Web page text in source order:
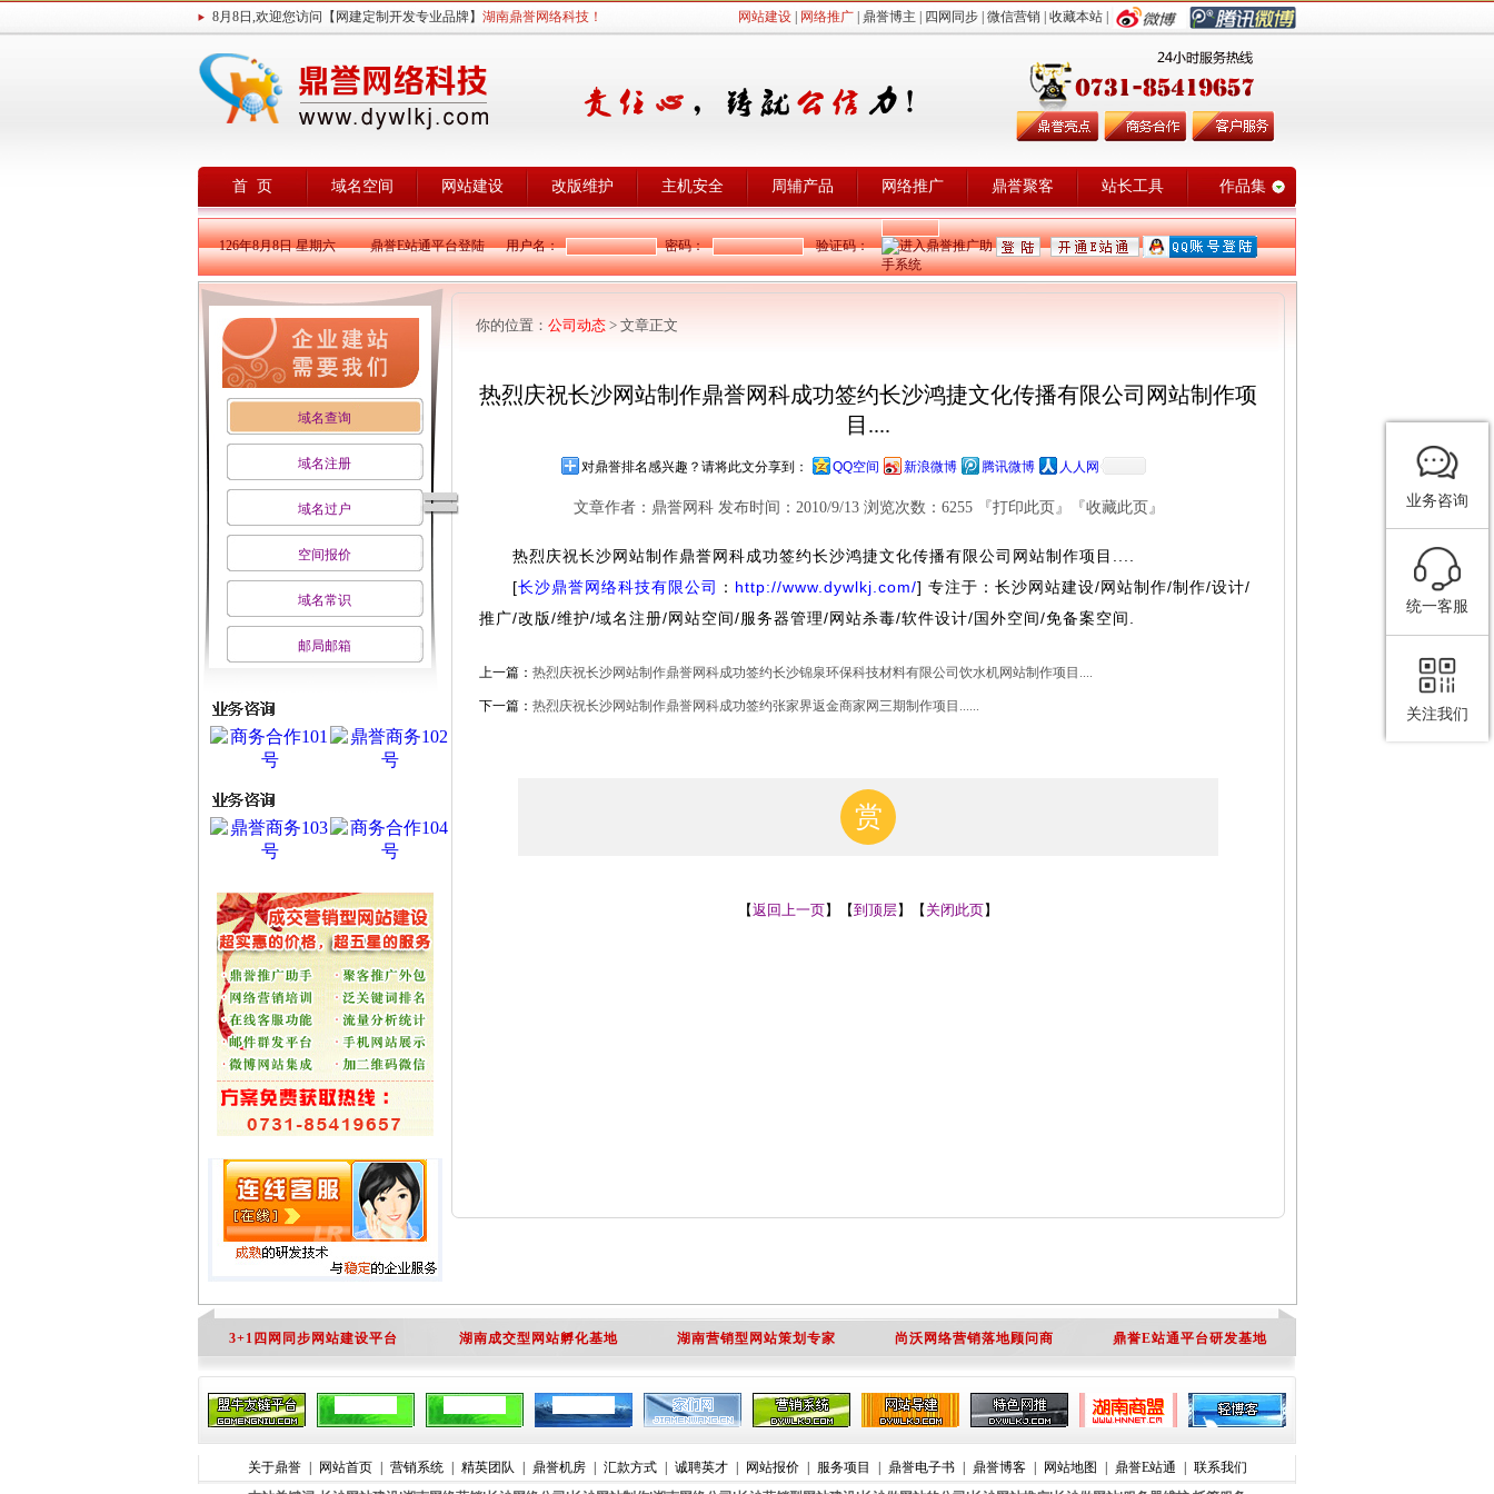
8月8日,欢迎您访问【网建定制开发专业品牌】 湖南鼎誉网络科技！ 网站建设 网络推广 鼎誉博主 四网同步 微信营销 收藏本站
首 页 域名空间 网站建设 改版维护 主机安全 周辅产品 网络推广 鼎誉聚客 站长工具 作品集
126年8月8日 星期六 鼎誉E站通平台登陆 用户名： 密码： 验证码：
域名查询
域名注册
域名过户
空间报价
域名常识
邮局邮箱
你的位置： 公司动态> 文章正文
热烈庆祝长沙网站制作鼎誉网科成功签约长沙鸿捷文化传播有限公司网站制作项
目....
对鼎誉排名感兴趣？请将此文分享到： QQ空间 新浪微博 腾讯微博 人人网
文章作者：鼎誉网科 发布时间：2010/9/13 浏览次数：6255 『打印此页 』『收藏此页 』
热烈庆祝长沙网站制作鼎誉网科成功签约长沙鸿捷文化传播有限公司网站制作项目....
[长沙鼎誉网络科技有限公司 ： http://www.dywlkj.com/] 专注于：长沙网站建设/网站制作/制作/设计/
推广/改版/维护/域名注册/网站空间/服务器管理/网站杀毒/软件设计/国外空间/免备案空间.
上一篇： 热烈庆祝长沙网站制作鼎誉网科成功签约长沙锦泉环保科技材料有限公司饮水机网站制作项目....
下一篇： 热烈庆祝长沙网站制作鼎誉网科成功签约张家界返金商家网三期制作项目......
赏
【返回上一页】【到顶层】【 关闭此页】
3+1四网同步网站建设平台 湖南成交型网站孵化基地 湖南营销型网站策划专家 尚沃网络营销落地顾问商 鼎誉E站通平台研发基地
关于鼎誉 网站首页 营销系统 精英团队 鼎誉机房 汇款方式 诚聘英才 网站报价 服务项目 鼎誉电子书 鼎誉博客 网站地图 鼎誉E站通
联系我们
业务咨询
统一客服
关注我们